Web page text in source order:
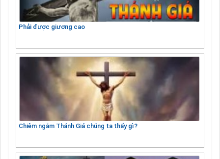
Phải được giương cao
Chiêm ngắm Thánh Giá chúng ta thấy gì?